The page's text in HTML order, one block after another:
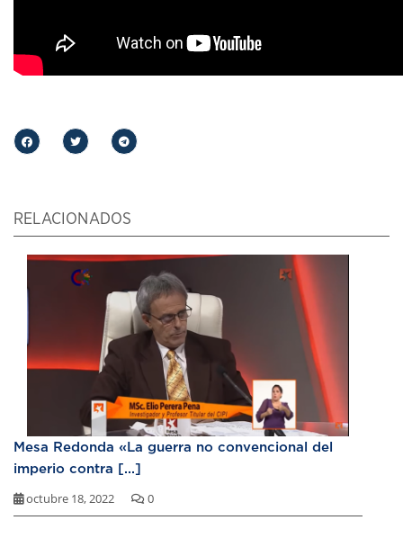
RELACIONADOS
Mesa Redonda «La guerra no convencional del
imperio contra [...]
octubre 18, 2022 0